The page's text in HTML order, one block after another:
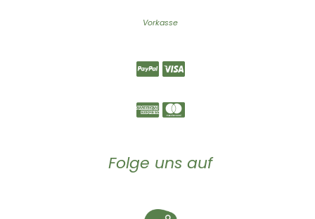
Vorkasse
Folge uns auf